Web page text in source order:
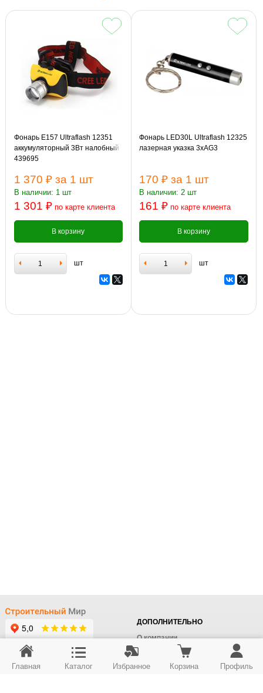
Фонарь E157 Ultraflash 12351
аккумуляторный 3Вт налобный
439695
1 370 ₽ за 1 шт
В наличии: 1 шт
1 301 ₽ по карте клиента
В корзину
шт
Фонарь LED30L Ultraflash 12325
лазерная указка 3хAG3
170 ₽ за 1 шт
В наличии: 2 шт
161 ₽ по карте клиента
В корзину
шт
+7 (495) 414-22-76
ДОПОЛНИТЕЛЬНО
О компании
Доставка
Оплата
Главная Каталог Избранное Корзина Профиль